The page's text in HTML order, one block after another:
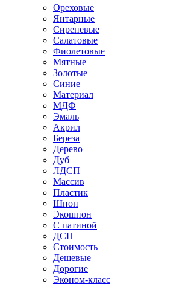
Ореховые
Янтарные
Сиреневые
Салатовые
Фиолетовые
Мятные
Золотые
Синие
Материал
МДФ
Эмаль
Акрил
Береза
Дерево
Дуб
ЛДСП
Массив
Пластик
Шпон
Экошпон
С патиной
ДСП
Стоимость
Дешевые
Дорогие
Эконом-класс